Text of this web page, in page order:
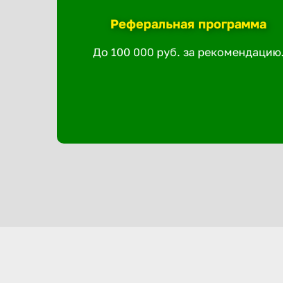
Реферальная программа
До 100 000 руб. за рекомендацию.